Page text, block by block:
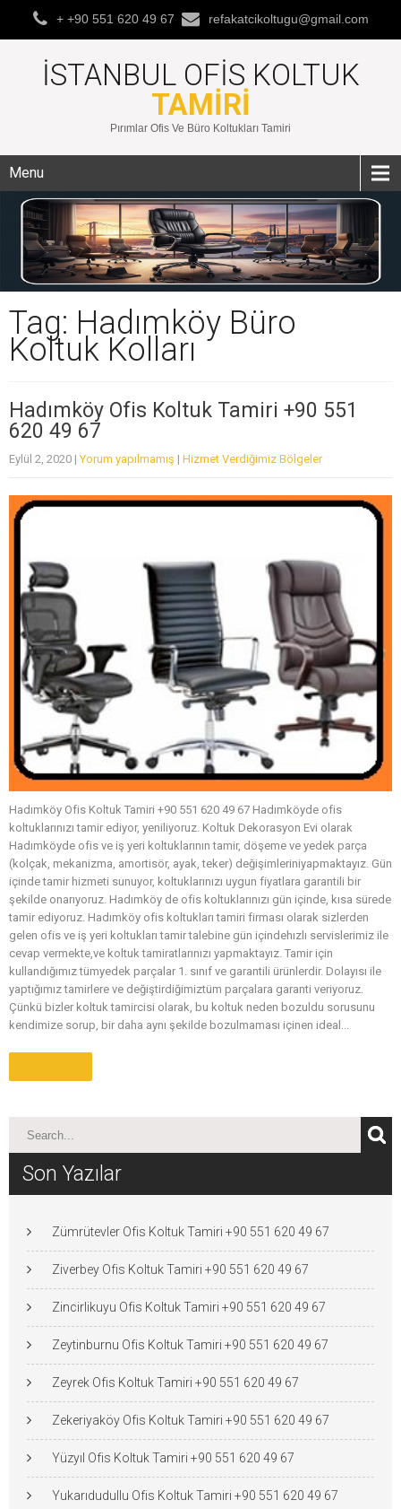
+ +90 551 620 49 67 refakatcikoltugu@gmail.com
İSTANBUL OFIS KOLTUK
TAMIRI
Pırımlar Ofis Ve Büro Koltukları Tamiri
Menu
Tag: Hadımköy Büro
Koltuk Kolları
Hadımköy Ofis Koltuk Tamiri +90 551
620 49 67
Eylül 2, 2020 |Yorum yapılmamış | Hizmet Verdiğimiz Bölgeler
Hadımköy Ofis Koltuk Tamiri +90 551 620 49 67 Hadımköyde ofis
koltuklarınızı tamir ediyor, yeniliyoruz. Koltuk Dekorasyon Evi olarak
Hadımköyde ofis ve iş yeri koltuklarının tamir, döşeme ve yedek parça
(kolçak, mekanizma, amortisör, ayak, teker) değişimleriniyapmaktayız. Gün
içinde tamir hizmeti sunuyor, koltuklarınızı uygun fiyatlara garantili bir
şekilde onarıyoruz. Hadımköy de ofis koltuklarınızı gün içinde, kısa sürede
tamir ediyoruz. Hadımköy ofis koltukları tamiri firması olarak sizlerden
gelen ofis ve iş yeri koltukları tamir talebine gün içindehızlı servislerimiz ile
cevap vermekte,ve koltuk tamiratlarınızı yapmaktayız. Tamir için
kullandığımız tümyedek parçalar 1. sınıf ve garantili ürünlerdir. Dolayısı ile
yaptığımız tamirlere ve değiştirdiğimiztüm parçalara garanti veriyoruz.
Çünkü bizler koltuk tamircisi olarak, bu koltuk neden bozuldu sorusunu
kendimize sorup, bir daha aynı şekilde bozulmaması içinen ideal...
Son Yazılar
Zümrütevler Ofis Koltuk Tamiri +90 551 620 49 67
Ziverbey Ofis Koltuk Tamiri +90 551 620 49 67
Zincirlikuyu Ofis Koltuk Tamiri +90 551 620 49 67
Zeytinburnu Ofis Koltuk Tamiri +90 551 620 49 67
Zeyrek Ofis Koltuk Tamiri +90 551 620 49 67
Zekeriyaköy Ofis Koltuk Tamiri +90 551 620 49 67
Yüzyıl Ofis Koltuk Tamiri +90 551 620 49 67
Yukarıdudullu Ofis Koltuk Tamiri +90 551 620 49 67